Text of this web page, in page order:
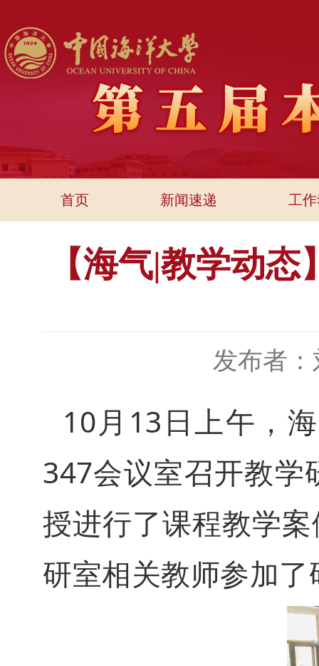
首页 新闻速递 工
【海气|教学动
发布者：
10月13日上午，
347会议室召开教学
授进行了课程教学
研室相关教师参加